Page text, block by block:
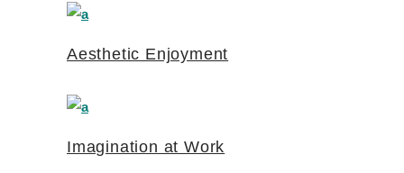
Aesthetic Enjoyment
Imagination at Work